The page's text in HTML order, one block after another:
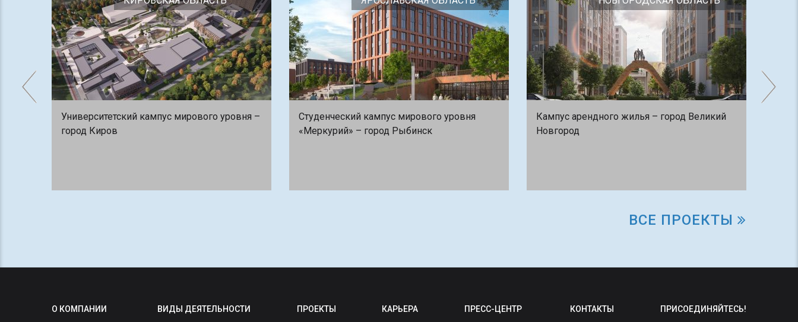
Университетский кампус мирового уровня –
город Киров
Студенческий кампус мирового уровня
«Меркурий» – город Рыбинск
Кампус арендного жилья – город Великий
Новгород
ВСЕ ПРОЕКТЫ
О КОМПАНИИ ВИДЫ ДЕЯТЕЛЬНОСТИ ПРОЕКТЫ КАРЬЕРА ПРЕСС-ЦЕНТР КОНТАКТЫ ПРИСОЕДИНЯЙТЕСЬ!